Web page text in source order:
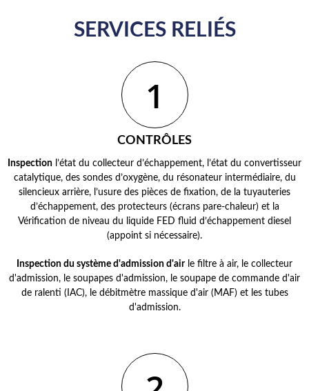
SERVICES RELIÉS
1
CONTRÔLES
Inspection l’état du collecteur d’échappement, l’état du convertisseur
catalytique, des sondes d’oxygène, du résonateur intermédiaire, du
silencieux arrière, l’usure des pièces de fixation, de la tuyauteries
d’échappement, des protecteurs (écrans pare-chaleur) et la
Vérification de niveau du liquide FED fluid d’échappement diesel
(appoint si nécessaire).
Inspection du système d'admission d'airle filtre à air, le collecteur
d'admission, le soupapes d'admission, le soupape de commande d'air
de ralenti (IAC), le débitmètre massique d'air (MAF) et les tubes
d'admission.